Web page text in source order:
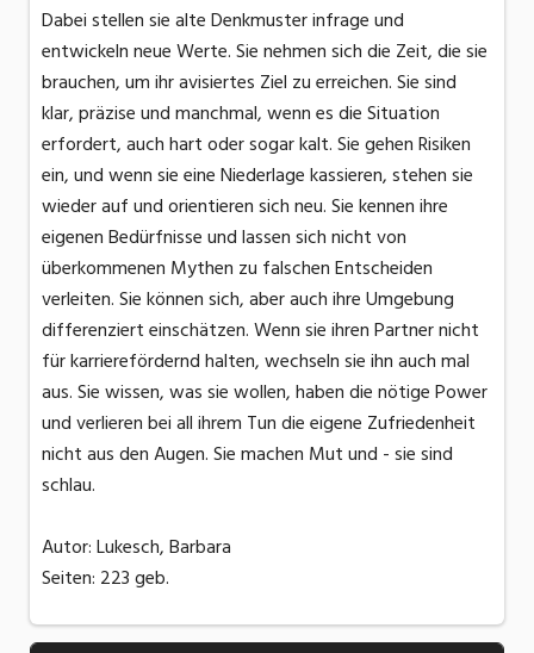
Dabei stellen sie alte Denkmuster infrage und
entwickeln neue Werte. Sie nehmen sich die Zeit, die sie
brauchen, um ihr avisiertes Ziel zu erreichen. Sie sind
klar, präzise und manchmal, wenn es die Situation
erfordert, auch hart oder sogar kalt. Sie gehen Risiken
ein, und wenn sie eine Niederlage kassieren, stehen sie
wieder auf und orientieren sich neu. Sie kennen ihre
eigenen Bedürfnisse und lassen sich nicht von
überkommenen Mythen zu falschen Entscheiden
verleiten. Sie können sich, aber auch ihre Umgebung
differenziert einschätzen. Wenn sie ihren Partner nicht
für karrierefördernd halten, wechseln sie ihn auch mal
aus. Sie wissen, was sie wollen, haben die nötige Power
und verlieren bei all ihrem Tun die eigene Zufriedenheit
nicht aus den Augen. Sie machen Mut und - sie sind
schlau.
Autor: Lukesch, Barbara
Seiten: 223 geb.